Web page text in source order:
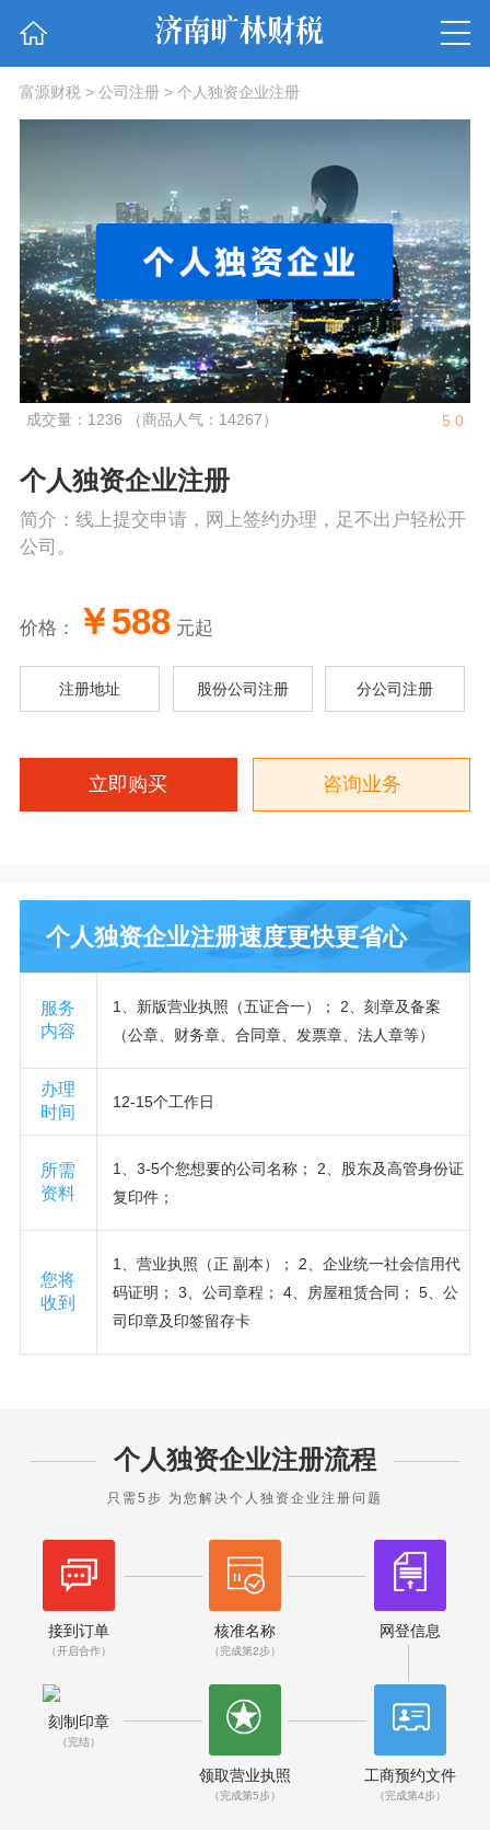
富源财税 > 公司注册> 个人独资企业注册
成交量：1236 （商品人气：14267） 5.0
个人独资企业注册
简介：线上提交申请，网上签约办理，足不出户轻松开
公司。
价格： ￥588 元起
注册地址 股份公司注册 分公司注册
立即购买 咨询业务
个人独资企业注册速度更快更省心
服务
内容
1、新版营业执照（五证合一）； 2、刻章及备案
（公章、财务章、合同章、发票章、法人章等）
办理
时间
12-15个工作日
所需
资料
1、3-5个您想要的公司名称； 2、股东及高管身份证
复印件；
您将
收到
1、营业执照（正 副本）； 2、企业统一社会信用代
码证明； 3、公司章程； 4、房屋租赁合同； 5、公
司印章及印签留存卡
个人独资企业注册流程
只需5步 为您解决个人独资企业注册问题
接到订单
（开启合作）
核准名称
（完成第2步）
网登信息
工商预约文件
（完成第4步）
领取营业执照
（完成第5步）
刻制印章
（完结）